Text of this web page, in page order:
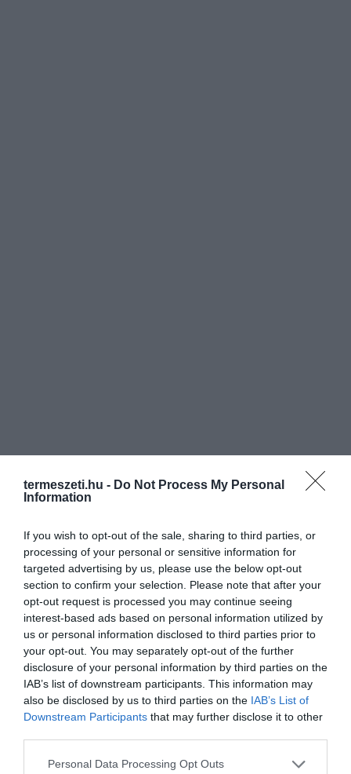
termeszeti.hu - Do Not Process My Personal
Information
If you wish to opt-out of the sale, sharing to third parties, or
processing of your personal or sensitive information for
targeted advertising by us, please use the below opt-out
section to confirm your selection. Please note that after your
opt-out request is processed you may continue seeing
interest-based ads based on personal information utilized by
us or personal information disclosed to third parties prior to
your opt-out. You may separately opt-out of the further
disclosure of your personal information by third parties on the
IAB’s list of downstream participants. This information may
also be disclosed by us to third parties on the IAB’s List of
Downstream Participants that may further disclose it to other
Please note that this website/app uses one or more Google
Personal Data Processing Opt Outs